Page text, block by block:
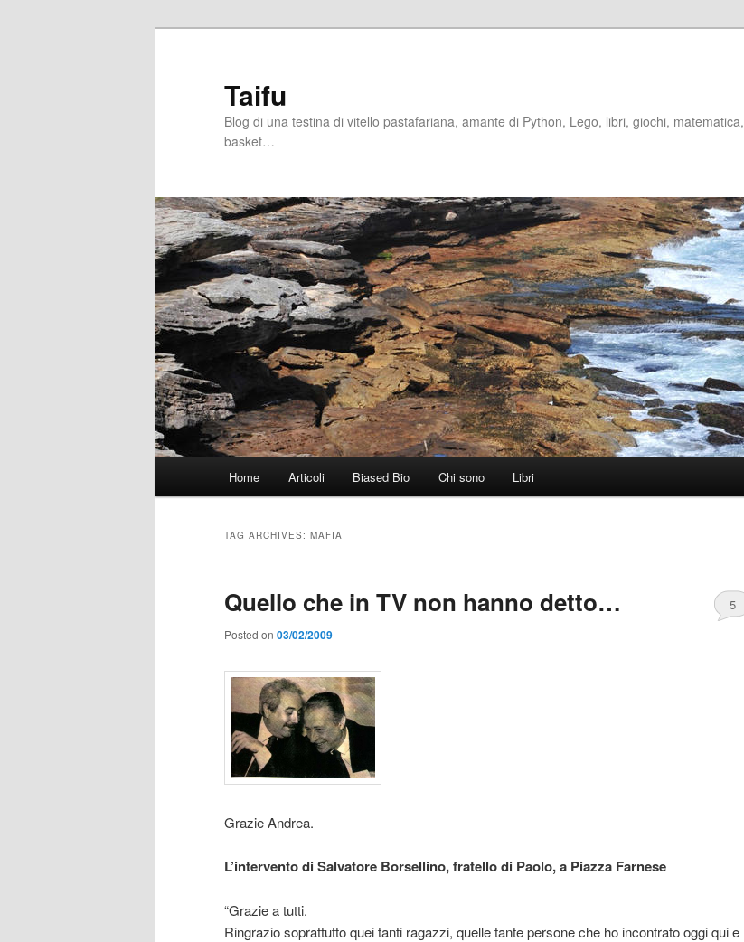
Taifu
Blog di una testina di vitello pastafariana, amante di Python, Lego, libri, giochi, matematica,
basket…
Home Articoli Biased Bio Chi sono Libri
TAG ARCHIVES: MAFIA
Quello che in TV non hanno detto…
Posted on 03/02/2009
5
Grazie Andrea.
L’intervento di Salvatore Borsellino, fratello di Paolo, a Piazza Farnese
“Grazie a tutti.
Ringrazio soprattutto quei tanti ragazzi, quelle tante persone che ho incontrato oggi qui e